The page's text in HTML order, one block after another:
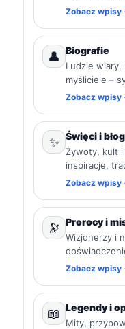
Zobacz wpisy
👤 Biografie
Ludzie
myśliciele –
Zobacz wpisy
✨ Święci i
Żywoty, kult i
inspiracje,
Zobacz wpisy
🔭 Prorocy i
Wizjonerzy i
Zobacz wpisy
📖 Legendy i
Mity,